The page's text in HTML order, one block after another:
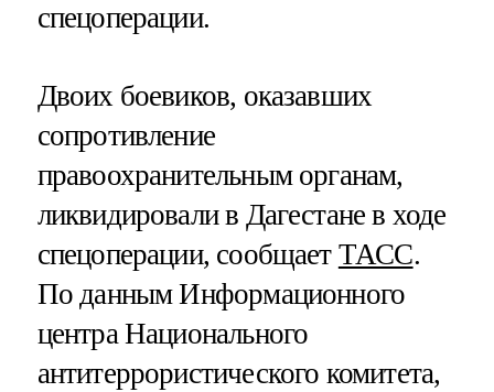
спецоперации.
Двоих боевиков, оказавших
сопротивление
правоохранительным органам,
ликвидировали в Дагестане в ходе
спецоперации, сообщает ТАСС.
По данным Информационного
центра Национального
антитеррористического комитета,